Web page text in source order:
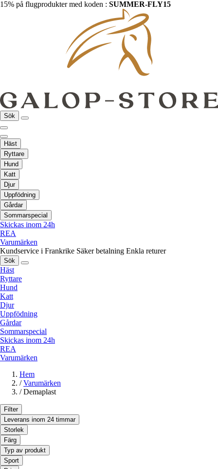
15% på flugprodukter med koden : SUMMER-FLY15
Sök
Häst
Ryttare
Hund
Katt
Djur
Uppfödning
Gårdar
Sommarspecial
Skickas inom 24h
REA
Varumärken
Kundservice i Frankrike Säker betalning Enkla returer
Sök
Häst
Ryttare
Hund
Katt
Djur
Uppfödning
Gårdar
Sommarspecial
Skickas inom 24h
REA
Varumärken
Hem
/ Varumärken
/ Demaplast
Filter
Leverans inom 24 timmar
Storlek
Färg
Typ av produkt
Sport